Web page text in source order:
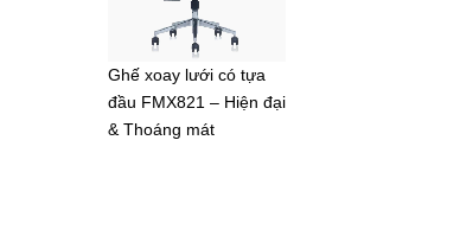
Ghế xoay lưới có tựa
đầu FMX821 – Hiện đại
& Thoáng mát